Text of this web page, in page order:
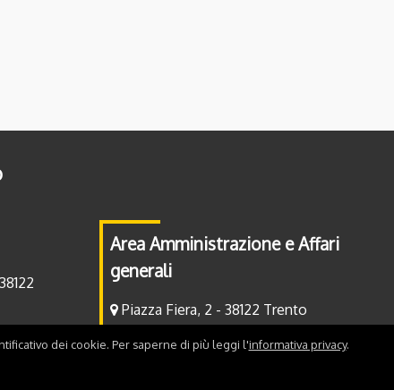
Area Amministrazione e Affari
generali
Piazza Fiera, 2 - 38122 Trento
Contatti
dei cookie. Per saperne di più leggi l'informativa privacy.